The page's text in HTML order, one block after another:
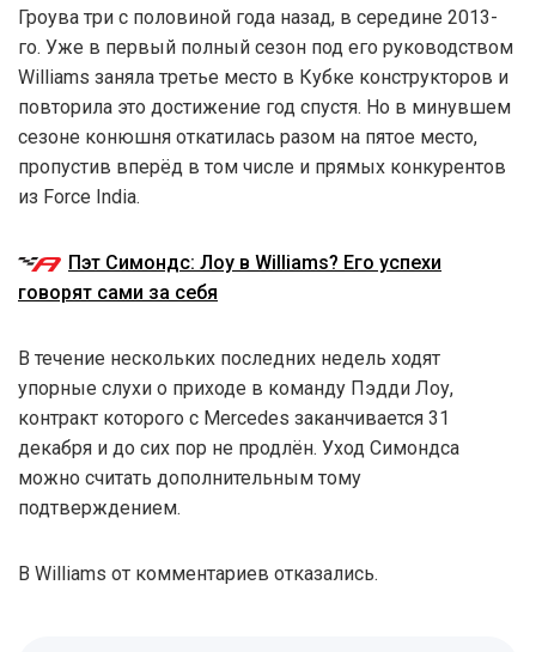
Гроува три с половиной года назад, в середине 2013-
го. Уже в первый полный сезон под его руководством
Williams заняла третье место в Кубке конструкторов и
повторила это достижение год спустя. Но в минувшем
сезоне конюшня откатилась разом на пятое место,
пропустив вперёд в том числе и прямых конкурентов
из Force India.
Пэт Симондс: Лоу в Williams? Его успехи
говорят сами за себя
В течение нескольких последних недель ходят
упорные слухи о приходе в команду Пэдди Лоу,
контракт которого с Mercedes заканчивается 31
декабря и до сих пор не продлён. Уход Симондса
можно считать дополнительным тому
подтверждением.
В Williams от комментариев отказались.